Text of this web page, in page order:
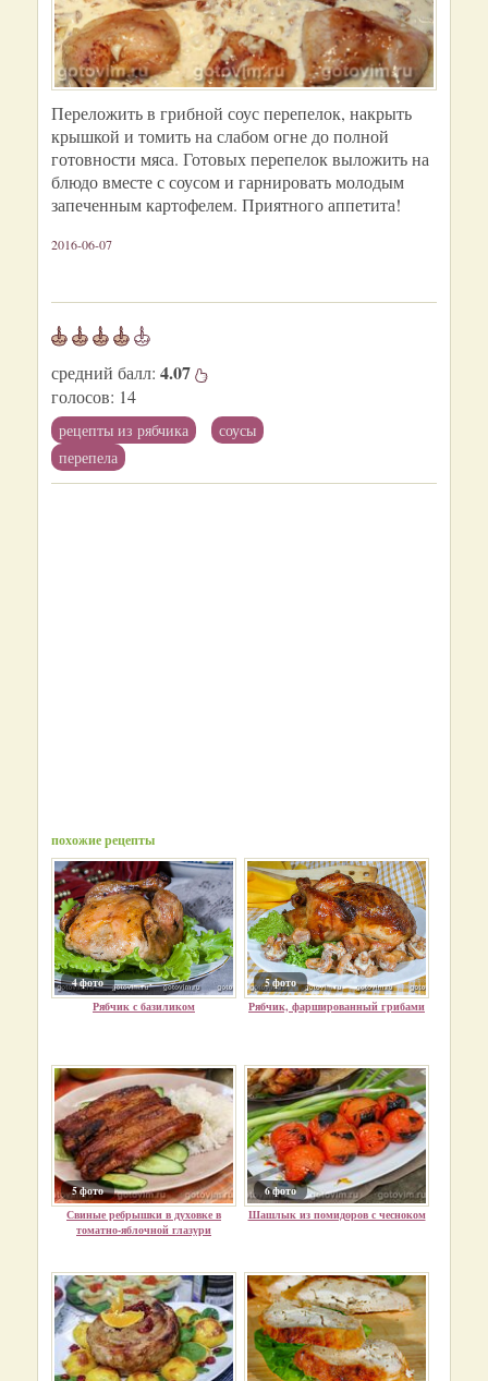
Переложить в грибной соус перепелок, накрыть
крышкой и томить на слабом огне до полной
готовности мяса. Готовых перепелок выложить на
блюдо вместе с соусом и гарнировать молодым
запеченным картофелем. Приятного аппетита!
2016-06-07
средний балл: 4.07
голосов: 14
рецепты из рябчика
соусы
перепела
похожие рецепты
4 фото
Рябчик с базиликом
5 фото
Рябчик, фаршированный грибами
5 фото
Свиные ребрышки в духовке в
томатно-яблочной глазури
6 фото
Шашлык из помидоров с чесноком